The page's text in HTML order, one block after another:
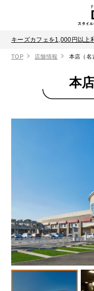
キーズカフェを1,000円以上
TOP 店舗情報 本店（名
本